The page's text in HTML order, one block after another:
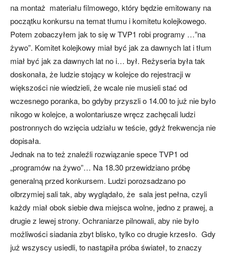
na montaż materiału filmowego, który będzie emitowany na
początku konkursu na temat tłumu i komitetu kolejkowego.
Potem zobaczyłem jak to się w TVP1 robi programy …”na
żywo”. Komitet kolejkowy miał być jak za dawnych lat i tłum
miał być jak za dawnych lat no i… był. Reżyseria była tak
doskonała, że ludzie stojący w kolejce do rejestracji w
większości nie wiedzieli, że wcale nie musieli stać od
wczesnego poranka, bo gdyby przyszli o 14.00 to już nie było
nikogo w kolejce, a wolontariusze wręcz zachęcali ludzi
postronnych do wzięcia udziału w teście, gdyż frekwencja nie
dopisała.
Jednak na to też znaleźli rozwiązanie spece TVP1 od
„programów na żywo”… Na 18.30 przewidziano próbę
generalną przed konkursem. Ludzi porozsadzano po
olbrzymiej sali tak, aby wyglądało, że sala jest pełna, czyli
każdy miał obok siebie dwa miejsca wolne, jedno z prawej, a
drugie z lewej strony. Ochraniarze pilnowali, aby nie było
możliwości siadania zbyt blisko, tylko co drugie krzesło. Gdy
już wszyscy usiedli, to nastąpiła próba świateł, to znaczy